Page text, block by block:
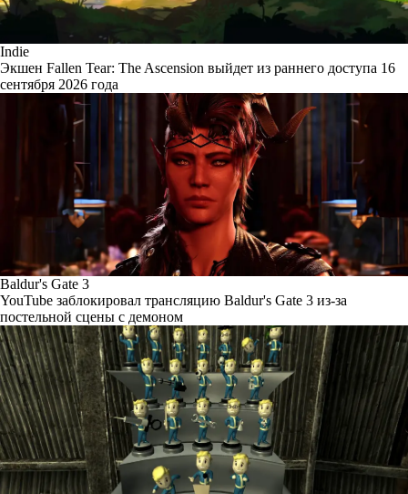
Indie
Экшен Fallen Tear: The Ascension выйдет из раннего доступа 16
сентября 2026 года
Baldur's Gate 3
YouTube заблокировал трансляцию Baldur's Gate 3 из-за
постельной сцены с демоном